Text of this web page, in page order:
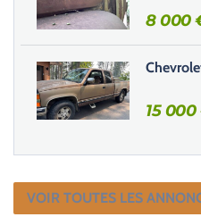
8 000
15 000
VOIR TOUTES LES